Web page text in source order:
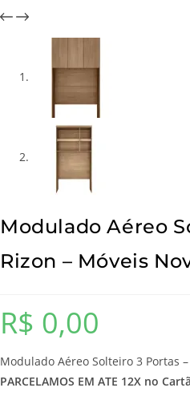
Modulado Aéreo
Rizon – Móveis
R$ 0,00
Modulado Aéreo Solteiro 3 Portas
PARCELAMOS EM ATE 12X no